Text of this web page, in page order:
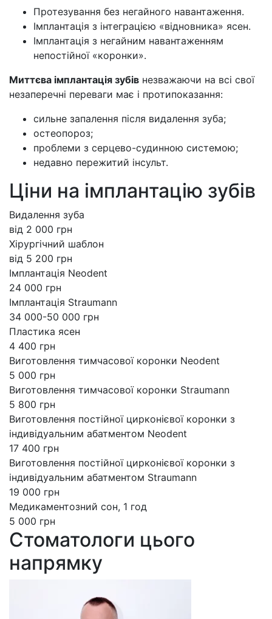
Протезування без негайного навантаження.
Імплантація з інтеграцією «відновника» ясен.
Імплантація з негайним навантаженням
непостійної «коронки».
Миттєва імплантація зубів незважаючи на всі свої
незаперечні переваги має і протипоказання:
сильне запалення після видалення зуба;
остеопороз;
проблеми з серцево-судинною системою;
недавно пережитий інсульт.
Ціни на імплантацію зубів
Видалення зуба
від 2 000 грн
Хірургічний шаблон
від 5 200 грн
Імплантація Neodent
24 000 грн
Імплантація Straumann
34 000-50 000 грн
Пластика ясен
4 400 грн
Виготовлення тимчасової коронки Neodent
5 000 грн
Виготовлення тимчасової коронки Straumann
5 800 грн
Виготовлення постійної цирконієвої коронки з
індивідуальним абатментом Neodent
17 400 грн
Виготовлення постійної цирконієвої коронки з
індивідуальним абатментом Straumann
19 000 грн
Медикаментозний сон, 1 год
5 000 грн
Стоматологи цього
напрямку